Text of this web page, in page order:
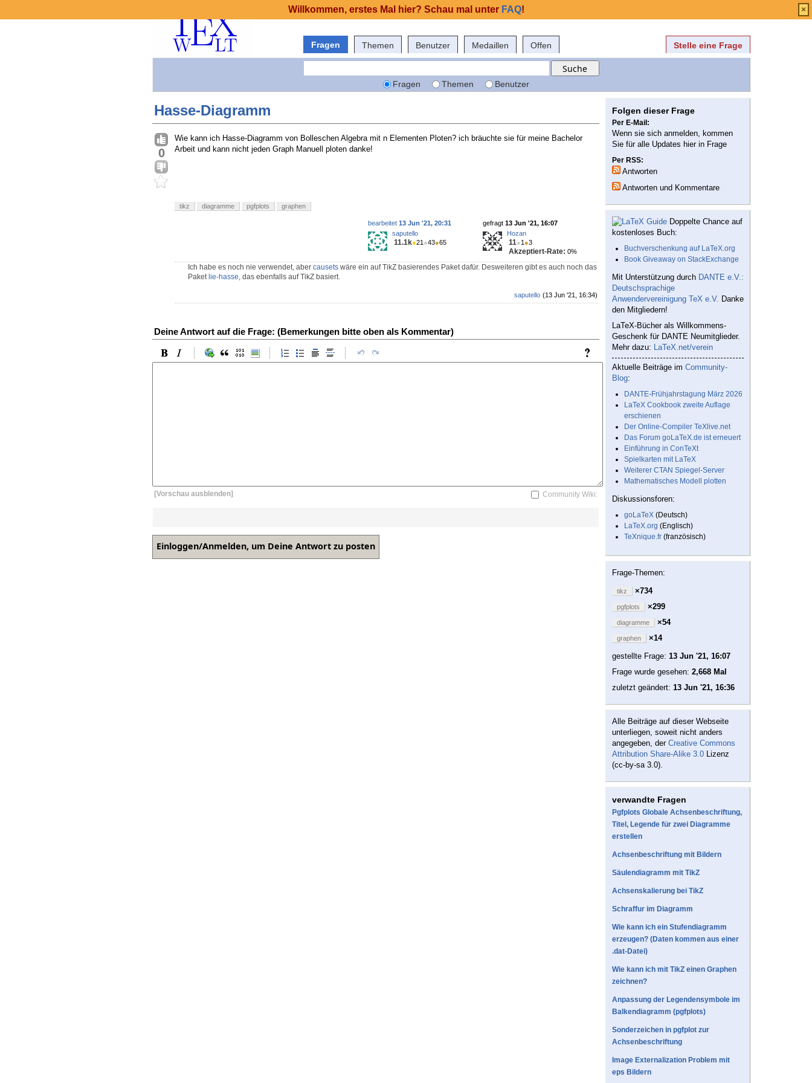
Fragen Themen Benutzer Medaillen Offen Stelle eine Frage
Fragen Themen Benutzer
Hasse-Diagramm
0
Wie kann ich Hasse-Diagramm von Bolleschen Algebra mit n Elementen Ploten? ich bräuchte sie für meine Bachelor
Arbeit und kann nicht jeden Graph Manuell ploten danke!
tikz diagramme pgfplots graphen
gefragt 13 Jun '21, 16:07
Hozan
11●1 ●3
Akzeptiert-Rate: 0%
bearbeitet 13 Jun '21, 20:31
saputello
11.1k●21 ●43●65
Ich habe es noch nie verwendet, aber causets wäre ein auf TikZ basierendes Paket dafür. Desweiteren gibt es auch noch das
Paket lie-hasse, das ebenfalls auf TikZ basiert.
(13 Jun '21, 16:34)
saputello
Deine Antwort auf die Frage: (Bemerkungen bitte oben als Kommentar)
[Vorschau ausblenden] Community Wiki:
Folgen dieser Frage
Per E-Mail:
Wenn sie sich anmelden, kommen
Sie für alle Updates hier in Frage
Per RSS:
Antworten
Antworten und Kommentare
Doppelte Chance auf
kostenloses Buch:
Buchverschenkung auf LaTeX.org
Book Giveaway on StackExchange
Mit Unterstützung durch DANTE e.V.:
Deutschsprachige
Anwendervereinigung TeX e.V. Danke
den Mitgliedern!
LaTeX-Bücher als Willkommens-
Geschenk für DANTE Neumitglieder.
Mehr dazu: LaTeX.net/verein
Aktuelle Beiträge im Community-
Blog:
DANTE-Frühjahrstagung März 2026
LaTeX Cookbook zweite Auflage
erschienen
Der Online-Compiler TeXlive.net
Das Forum goLaTeX.de ist erneuert
Einführung in ConTeXt
Spielkarten mit LaTeX
Weiterer CTAN Spiegel-Server
Mathematisches Modell plotten
Diskussionsforen:
goLaTeX (Deutsch)
LaTeX.org (Englisch)
TeXnique.fr (französisch)
Frage-Themen:
tikz ×734
pgfplots ×299
diagramme ×54
graphen
×14
gestellte Frage: 13 Jun '21, 16:07
Frage wurde gesehen: 2,668 Mal
zuletzt geändert: 13 Jun '21, 16:36
Alle Beiträge auf dieser Webseite
unterliegen, soweit nicht anders
angegeben, der Creative Commons
Attribution Share-Alike 3.0 Lizenz
(cc-by-sa 3.0).
verwandte Fragen
Pgfplots Globale Achsenbeschriftung,
Titel, Legende für zwei Diagramme
erstellen
Achsenbeschriftung mit Bildern
Säulendiagramm mit TikZ
Achsenskalierung bei TikZ
Schraffur im Diagramm
Wie kann ich ein Stufendiagramm
erzeugen? (Daten kommen aus einer
.dat-Datei)
Wie kann ich mit TikZ einen Graphen
zeichnen?
Anpassung der Legendensymbole im
Balkendiagramm (pgfplots)
Sonderzeichen in pgfplot zur
Achsenbeschriftung
Image Externalization Problem mit
eps Bildern
Willkommen, erstes Mal hier? Schau mal unter FAQ! ×